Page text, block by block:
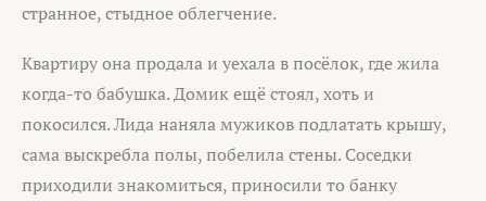
странное, стыдное облегчение.
Квартиру она продала и уехала в посёлок, где жила
когда-то бабушка. Домик ещё стоял, хоть и
покосился. Лида наняла мужиков подлатать крышу,
сама выскребла полы, побелила стены. Соседки
приходили знакомиться, приносили то банку